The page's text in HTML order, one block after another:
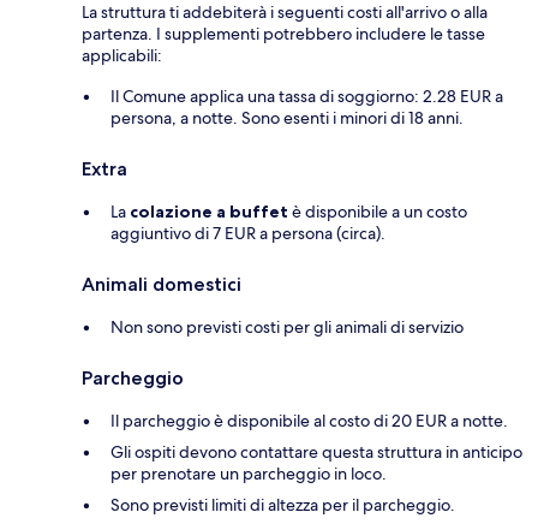
La struttura ti addebiterà i seguenti costi all'arrivo o alla
partenza. I supplementi potrebbero includere le tasse
applicabili:
Il Comune applica una tassa di soggiorno: 2.28 EUR a
persona, a notte. Sono esenti i minori di 18 anni.
Extra
La colazione a buffet è disponibile a un costo
aggiuntivo di 7 EUR a persona (circa).
Animali domestici
Non sono previsti costi per gli animali di servizio
Parcheggio
Il parcheggio è disponibile al costo di 20 EUR a notte.
Gli ospiti devono contattare questa struttura in anticipo
per prenotare un parcheggio in loco.
Sono previsti limiti di altezza per il parcheggio.